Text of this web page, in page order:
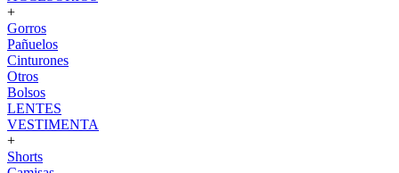
+
Gorros
Pañuelos
Cinturones
Otros
Bolsos
LENTES
VESTIMENTA
+
Shorts